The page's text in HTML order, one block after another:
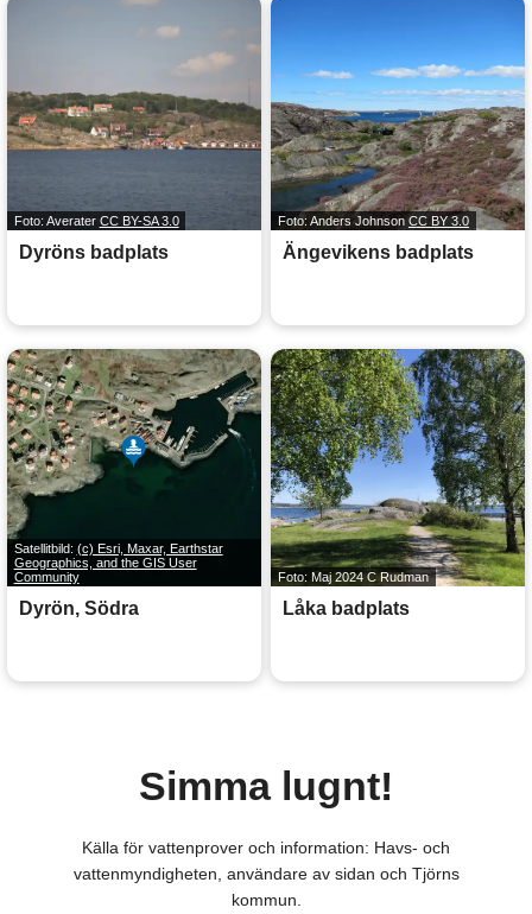
Foto: Averater CC BY-SA 3.0
Dyröns badplats
Foto: Anders Johnson CC BY 3.0
Ängevikens badplats
Satellitbild: (c) Esri, Maxar, Earthstar
Geographics, and the GIS User
Community
Dyrön, Södra
Foto: Maj 2024 C Rudman
Låka badplats
Simma lugnt!
Källa för vattenprover och information: Havs- och
vattenmyndigheten, användare av sidan och Tjörns
kommun.